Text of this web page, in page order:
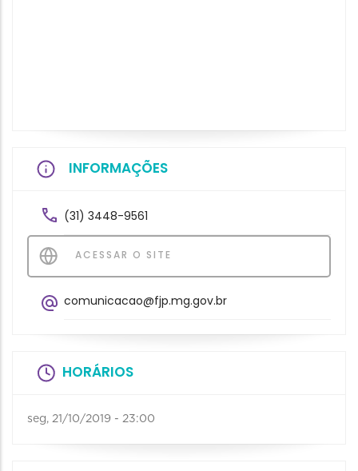
INFORMAÇÕES
(31) 3448-9561
ACESSAR O SITE
comunicacao@fjp.mg.gov.br
HORÁRIOS
seg, 21/10/2019 - 23:00